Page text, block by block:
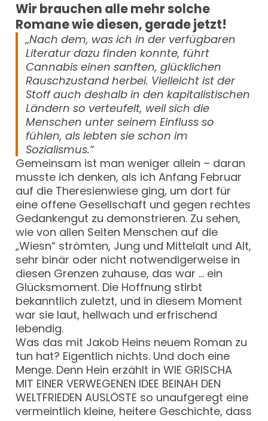
Wir brauchen alle mehr solche
Romane wie diesen, gerade jetzt!
„Nach dem, was ich in der verfügbaren
Literatur dazu finden konnte, führt
Cannabis einen sanften, glücklichen
Rauschzustand herbei. Vielleicht ist der
Stoff auch deshalb in den kapitalistischen
Ländern so verteufelt, weil sich die
Menschen unter seinem Einfluss so
fühlen, als lebten sie schon im
Sozialismus.“
Gemeinsam ist man weniger allein – daran
musste ich denken, als ich Anfang Februar
auf die Theresienwiese ging, um dort für
eine offene Gesellschaft und gegen rechtes
Gedankengut zu demonstrieren. Zu sehen,
wie von allen Seiten Menschen auf die
„Wiesn“ strömten, Jung und Mittelalt und Alt,
sehr binär oder nicht notwendigerweise in
diesen Grenzen zuhause, das war … ein
Glücksmoment. Die Hoffnung stirbt
bekanntlich zuletzt, und in diesem Moment
war sie laut, hellwach und erfrischend
lebendig.
Was das mit Jakob Heins neuem Roman zu
tun hat? Eigentlich nichts. Und doch eine
Menge. Denn Hein erzählt in WIE GRISCHA
MIT EINER VERWEGENEN IDEE BEINAH DEN
WELTFRIEDEN AUSLÖSTE so unaufgeregt eine
vermeintlich kleine, heitere Geschichte, dass